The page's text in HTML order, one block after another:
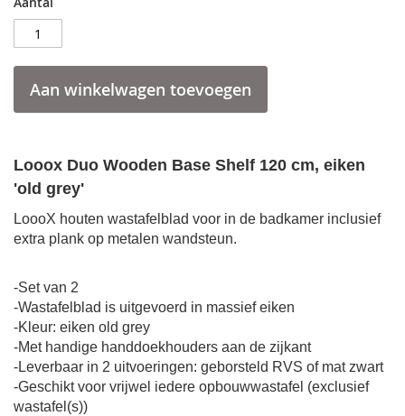
Aan winkelwagen toevoegen
Looox Duo Wooden Base Shelf 120 cm, eiken
'old grey'
LoooX houten wastafelblad voor in de badkamer inclusief
extra plank op metalen wandsteun.
-Set van 2
-Wastafelblad is uitgevoerd in massief eiken
-Kleur: eiken old grey
-Met handige handdoekhouders aan de zijkant
-Leverbaar in 2 uitvoeringen: geborsteld RVS of mat zwart
-Geschikt voor vrijwel iedere opbouwwastafel (exclusief
wastafel(s))